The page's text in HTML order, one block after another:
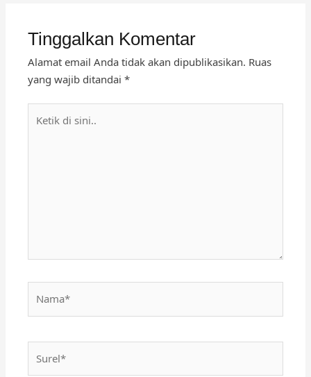
Tinggalkan Komentar
Alamat email Anda tidak akan dipublikasikan. Ruas
yang wajib ditandai*